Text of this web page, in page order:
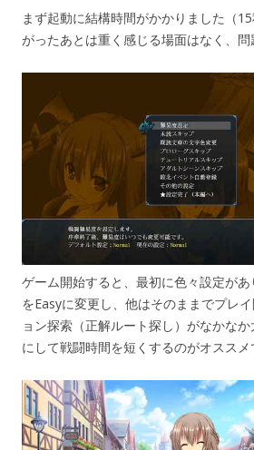
まず起動に結構時間がかかりました（
がったあとは重く感じる場面はなく、問
ゲーム開始すると、最初に色々設定が
をEasyに変更し、他はそのままでプレ
ョン探索（正解ルート探し）がなかな
にして戦闘時間を短くするのがオススメ